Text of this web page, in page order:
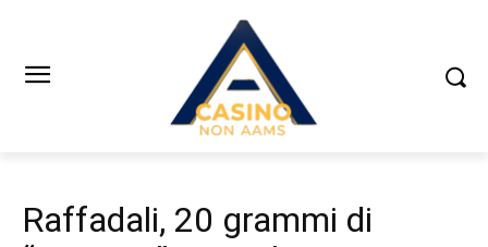
Raffadali, 20 grammi di